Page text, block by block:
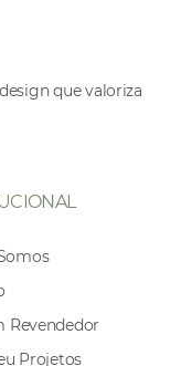
que valoriza
Revendedor
Projetos